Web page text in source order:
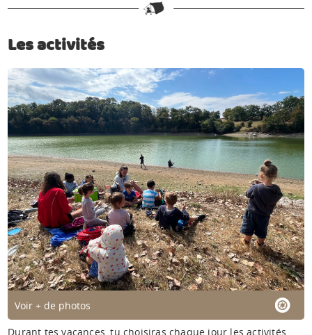
Les activités
Voir + de photos
Durant tes vacances, tu choisiras chaque jour les activités